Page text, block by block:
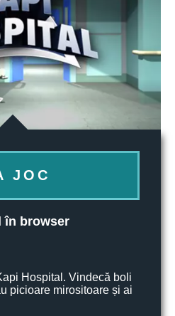
JOC
în browser
Hospital. Vindecă boli
picioare mirositoare și ai